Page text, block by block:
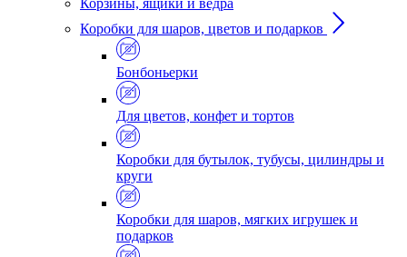
Корзины, ящики и ведра
Коробки для шаров, цветов и подарков
Бонбоньерки
Для цветов, конфет и тортов
Коробки для бутылок, тубусы, цилиндры и
круги
Коробки для шаров, мягких игрушек и
подарков